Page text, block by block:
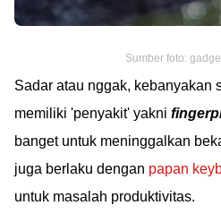
Sumber foto:
Sadar atau nggak, kebanyakan
memiliki 'penyakit' yakni
banget untuk meninggalkan
juga berlaku dengan papan
untuk masalah produktivitas.